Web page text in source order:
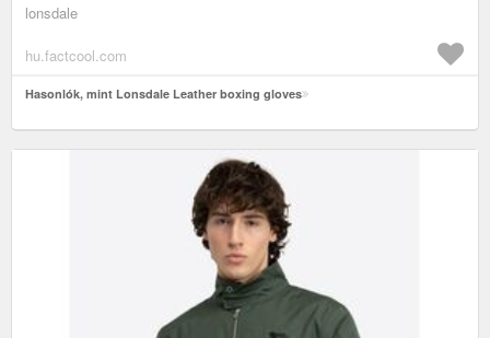
lonsdale
hu.factcool.com
Hasonlók, mint Lonsdale Leather boxing gloves